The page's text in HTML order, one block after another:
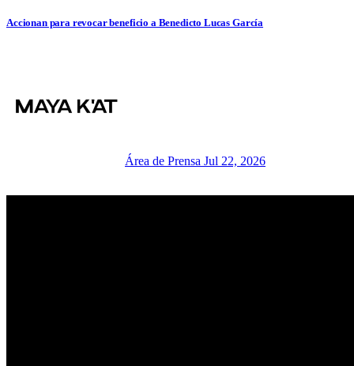
Accionan para revocar beneficio a Benedicto Lucas García
Área de Prensa Jul 22, 2026